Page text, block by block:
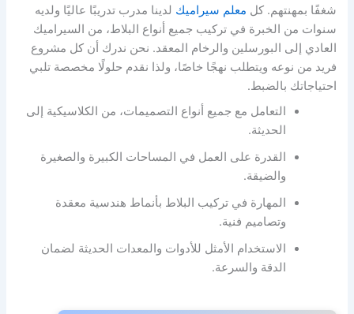
شغفًا بمهنتهم. كل معلم سيراميك لدينا مدرب تدريبًا عاليًا ولديه
سنوات من الخبرة في تركيب جميع أنواع البلاط، من السيراميك
العادي إلى البورسلين والرخام المعقد. نحن ندرك أن كل مشروع
فريد من نوعه ويتطلب نهجًا خاصًا، ولذا نقدم حلولًا مخصصة تلبي
احتياجاتك بالضبط.
التعامل مع جميع أنواع التصميمات، من الكلاسيكية إلى
الحديثة.
القدرة على العمل في المساحات الكبيرة والصغيرة
والضيقة.
المهارة في تركيب البلاط بأنماط هندسية معقدة
وتصاميم فنية.
الاستخدام الأمثل للأدوات والمعدات الحديثة لضمان
الدقة والسرعة.